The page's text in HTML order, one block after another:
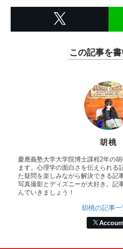
この記事を
胡桃
慶應義塾大学大学院博士課程2年の
ます。心理学の面白さを伝えられる
た疑問を楽しみながら解決できる記
写真撮影とディズニーが大好き。記
んでいきましょう！
胡桃の記事